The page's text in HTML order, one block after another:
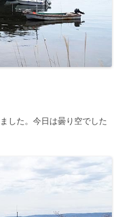
した。今日は曇り空でした